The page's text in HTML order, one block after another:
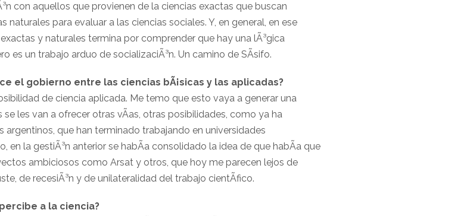
con aquellos que provienen de la ciencias exactas que buscan
para evaluar a las ciencias sociales. Y, en general, en ese
y naturales termina por comprender que hay una lÃ³gica
es un trabajo arduo de socializaciÃ³n. Un camino de SÃ­sifo.
el gobierno entre las ciencias bÃ¡sicas y las aplicadas?
de ciencia aplicada. Me temo que esto vaya a generar una
se les van a ofrecer otras vÃ­as, otras posibilidades, como ya ha
que han terminado trabajando en universidades
en la gestiÃ³n anterior se habÃ­a consolidado la idea de que habÃ­a que
ambiciosos como Arsat y otros, que hoy me parecen lejos de
de recesiÃ³n y de unilateralidad del trabajo cientÃ­fico.
a la ciencia?